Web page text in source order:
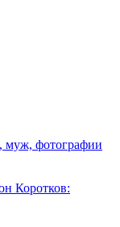
муж, фотографии
Коротков: